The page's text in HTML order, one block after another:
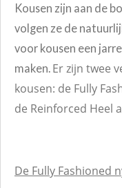
Kousen zijn aan de
volgen ze de
voor kousen een
maken. Er zijn twee
kousen: de Fully
de Reinforced Heel
De Fully Fashioned